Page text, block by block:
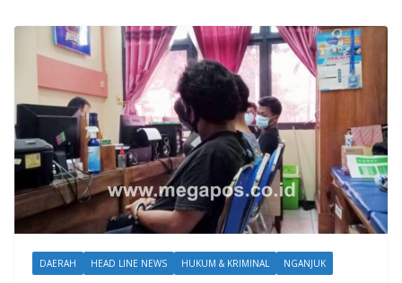
DAERAH HEAD LINE NEWS HUKUM & KRIMINAL NGANJUK